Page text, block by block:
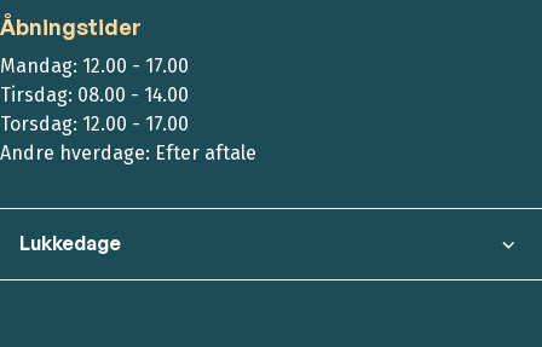
Åbningstider
Mandag: 12.00 - 17.00
Tirsdag: 08.00 - 14.00
Torsdag: 12.00 - 17.00
Andre hverdage: Efter aftale
Lukkedage